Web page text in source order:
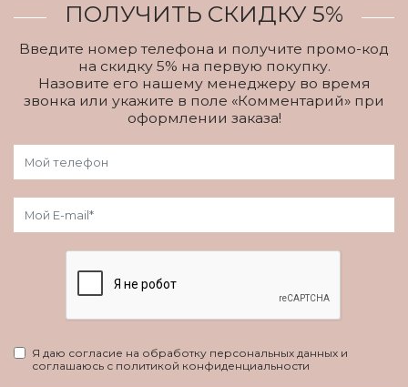
ПОЛУЧИТЬ СКИДКУ 5%
Введите номер телефона и получите промо-код
на скидку 5% на первую покупку.
Назовите его нашему менеджеру во время
звонка или укажите в поле «Комментарий» при
оформлении заказа!
Я даю согласие на обработку персональных данных и
соглашаюсь с политикой конфиденциальности